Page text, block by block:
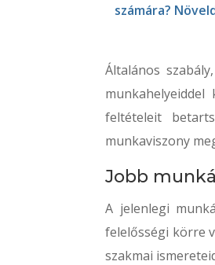
számára?
Általános
feltételeit
munkaviszony
Jobb
A jelenlegi
felelősségi körre
szakmai